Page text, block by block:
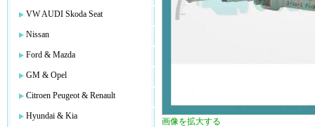
VW AUDI Skoda Seat
Nissan
Ford & Mazda
GM & Opel
Citroen Peugeot & Renault
Hyundai & Kia
画像を拡大する